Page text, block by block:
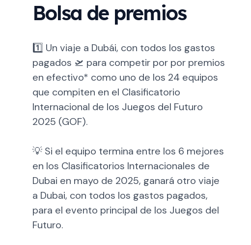
Bolsa de premios
1️⃣ Un viaje a Dubái, con todos los gastos
pagados 🛫 para competir por por premios
en efectivo* como uno de los 24 equipos
que compiten en el Clasificatorio
Internacional de los Juegos del Futuro
2025 (GOF).
💡 Si el equipo termina entre los 6 mejores
en los Clasificatorios Internacionales de
Dubai en mayo de 2025, ganará otro viaje
a Dubai, con todos los gastos pagados,
para el evento principal de los Juegos del
Futuro.